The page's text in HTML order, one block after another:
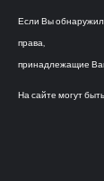
Если Вы
права,
принадлежащие
На сайте могут